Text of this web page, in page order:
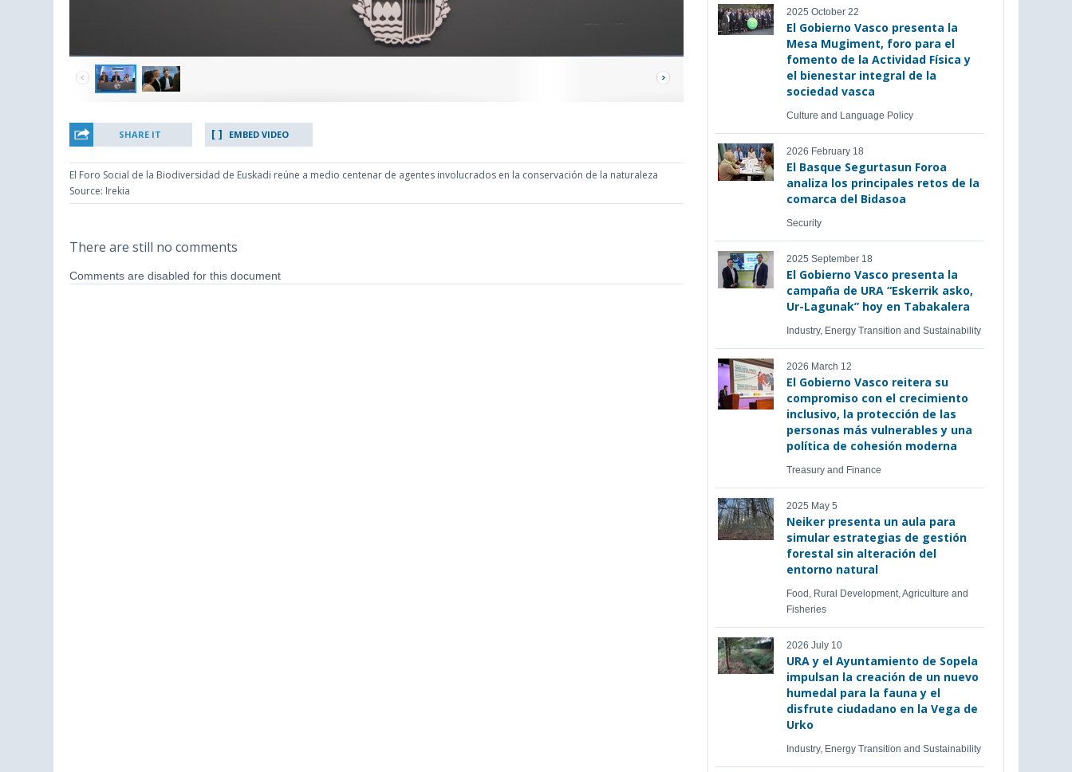
SHARE IT EMBED VIDEO
El Foro Social de la Biodiversidad de Euskadi reúne a medio centenar de agentes involucrados en la conservación de la naturaleza
Source: Irekia
There are still no comments
Comments are disabled for this document
2025 October 22
El Gobierno Vasco presenta la
Mesa Mugiment, foro para el
fomento de la Actividad Física y
el bienestar integral de la
sociedad vasca
Culture and Language Policy
2026 February 18
El Basque Segurtasun Foroa
analiza los principales retos de la
comarca del Bidasoa
Security
2025 September 18
El Gobierno Vasco presenta la
campaña de URA “Eskerrik asko,
Ur-Lagunak” hoy en Tabakalera
Industry, Energy Transition and Sustainability
2026 March 12
El Gobierno Vasco reitera su
compromiso con el crecimiento
inclusivo, la protección de las
personas más vulnerables y una
política de cohesión moderna
Treasury and Finance
2025 May 5
Neiker presenta un aula para
simular estrategias de gestión
forestal sin alteración del
entorno natural
Food, Rural Development, Agriculture and
Fisheries
2026 July 10
URA y el Ayuntamiento de Sopela
impulsan la creación de un nuevo
humedal para la fauna y el
disfrute ciudadano en la Vega de
Urko
Industry, Energy Transition and Sustainability